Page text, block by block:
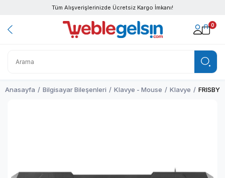
Tüm Alışverişlerinizde Ücretsiz Kargo İmkanı!
0
Anasayfa Bilgisayar Bileşenleri Klavye - Mouse Klavye FRISBY